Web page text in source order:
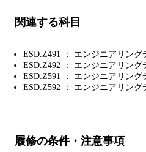
関連する科目
ESD.Z491 ： エンジニアリング
ESD.Z492 ： エンジニアリング
ESD.Z591 ： エンジニアリング
ESD.Z592 ： エンジニアリング
履修の条件・注意事項